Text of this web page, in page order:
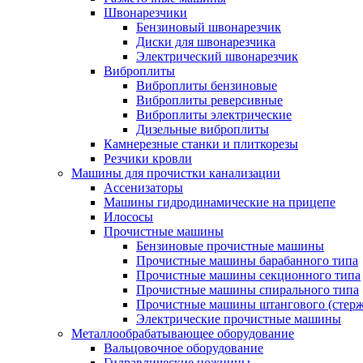
Швонарезчики
Бензиновый швонарезчик
Диски для швонарезчика
Электрический швонарезчик
Виброплиты
Виброплиты бензиновые
Виброплиты реверсивные
Виброплиты электрические
Дизельные виброплиты
Камнерезные станки и плиткорезы
Резчики кровли
Машины для прочистки канализации
Ассенизаторы
Машины гидродинамические на прицепе
Илососы
Прочистные машины
Бензиновые прочистные машины
Прочистные машины барабанного типа
Прочистные машины секционного типа
Прочистные машины спирального типа
Прочистные машины штангового
Электрические прочистные машины
Металлообрабатывающее оборудование
Вальцовочное оборудование